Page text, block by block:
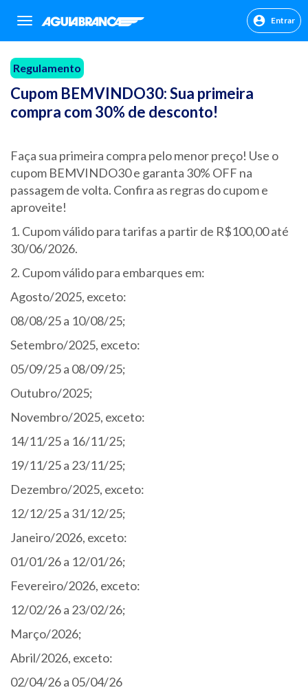
sr.header.toggle.navigation Entrar
Regulamento
Cupom BEMVINDO30: Sua primeira
compra com 30% de desconto!
Faça sua primeira compra pelo menor preço! Use o
cupom BEMVINDO30 e garanta 30% OFF na
passagem de volta. Confira as regras do cupom e
aproveite!
1. Cupom válido para tarifas a partir de R$100,00 até
30/06/2026.
2. Cupom válido para embarques em:
Agosto/2025, exceto:
08/08/25 a 10/08/25;
Setembro/2025, exceto:
05/09/25 a 08/09/25;
Outubro/2025;
Novembro/2025, exceto:
14/11/25 a 16/11/25;
19/11/25 a 23/11/25;
Dezembro/2025, exceto:
12/12/25 a 31/12/25;
Janeiro/2026, exceto:
01/01/26 a 12/01/26;
Fevereiro/2026, exceto:
12/02/26 a 23/02/26;
Março/2026;
Abril/2026, exceto:
02/04/26 a 05/04/26